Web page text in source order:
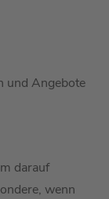
und Angebote
darauf
wenn